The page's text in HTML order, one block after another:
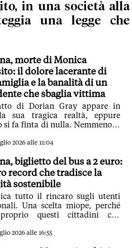
in una società alla
una legge che
morte di Monica
il dolore lacerante di
e la banalità di un
che sbaglia vittima
di Dorian Gray appare in
sua tragica realtà, eppure
si fa finta di nulla. Nemmeno le
2026 alle 11:04
biglietto del bus a 2 euro:
record che tradisce la
sostenibile
tutto il rincaro sugli utenti
Una scelta miope, perché
questi cittadini che
l'auto
2026 alle 16:55